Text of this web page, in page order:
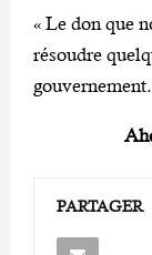
« Le don que
résoudre
PARTAGER